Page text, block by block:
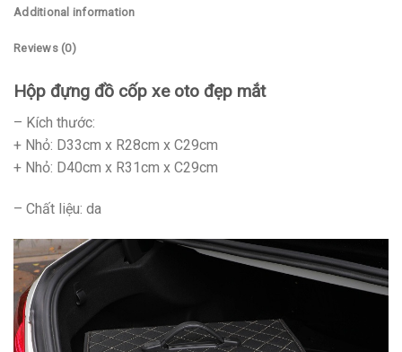
Additional information
Reviews (0)
Hộp đựng đồ cốp xe oto đẹp mắt
– Kích thước:
+ Nhỏ: D33cm x R28cm x C29cm
+ Nhỏ: D40cm x R31cm x C29cm
– Chất liệu: da